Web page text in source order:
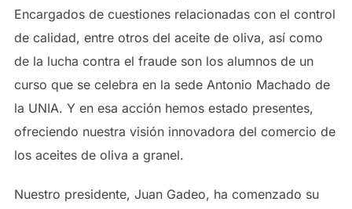
Encargados de cuestiones relacionadas con el control
de calidad, entre otros del aceite de oliva, así como
de la lucha contra el fraude son los alumnos de un
curso que se celebra en la sede Antonio Machado de
la UNIA. Y en esa acción hemos estado presentes,
ofreciendo nuestra visión innovadora del comercio de
los aceites de oliva a granel.
Nuestro presidente, Juan Gadeo, ha comenzado su